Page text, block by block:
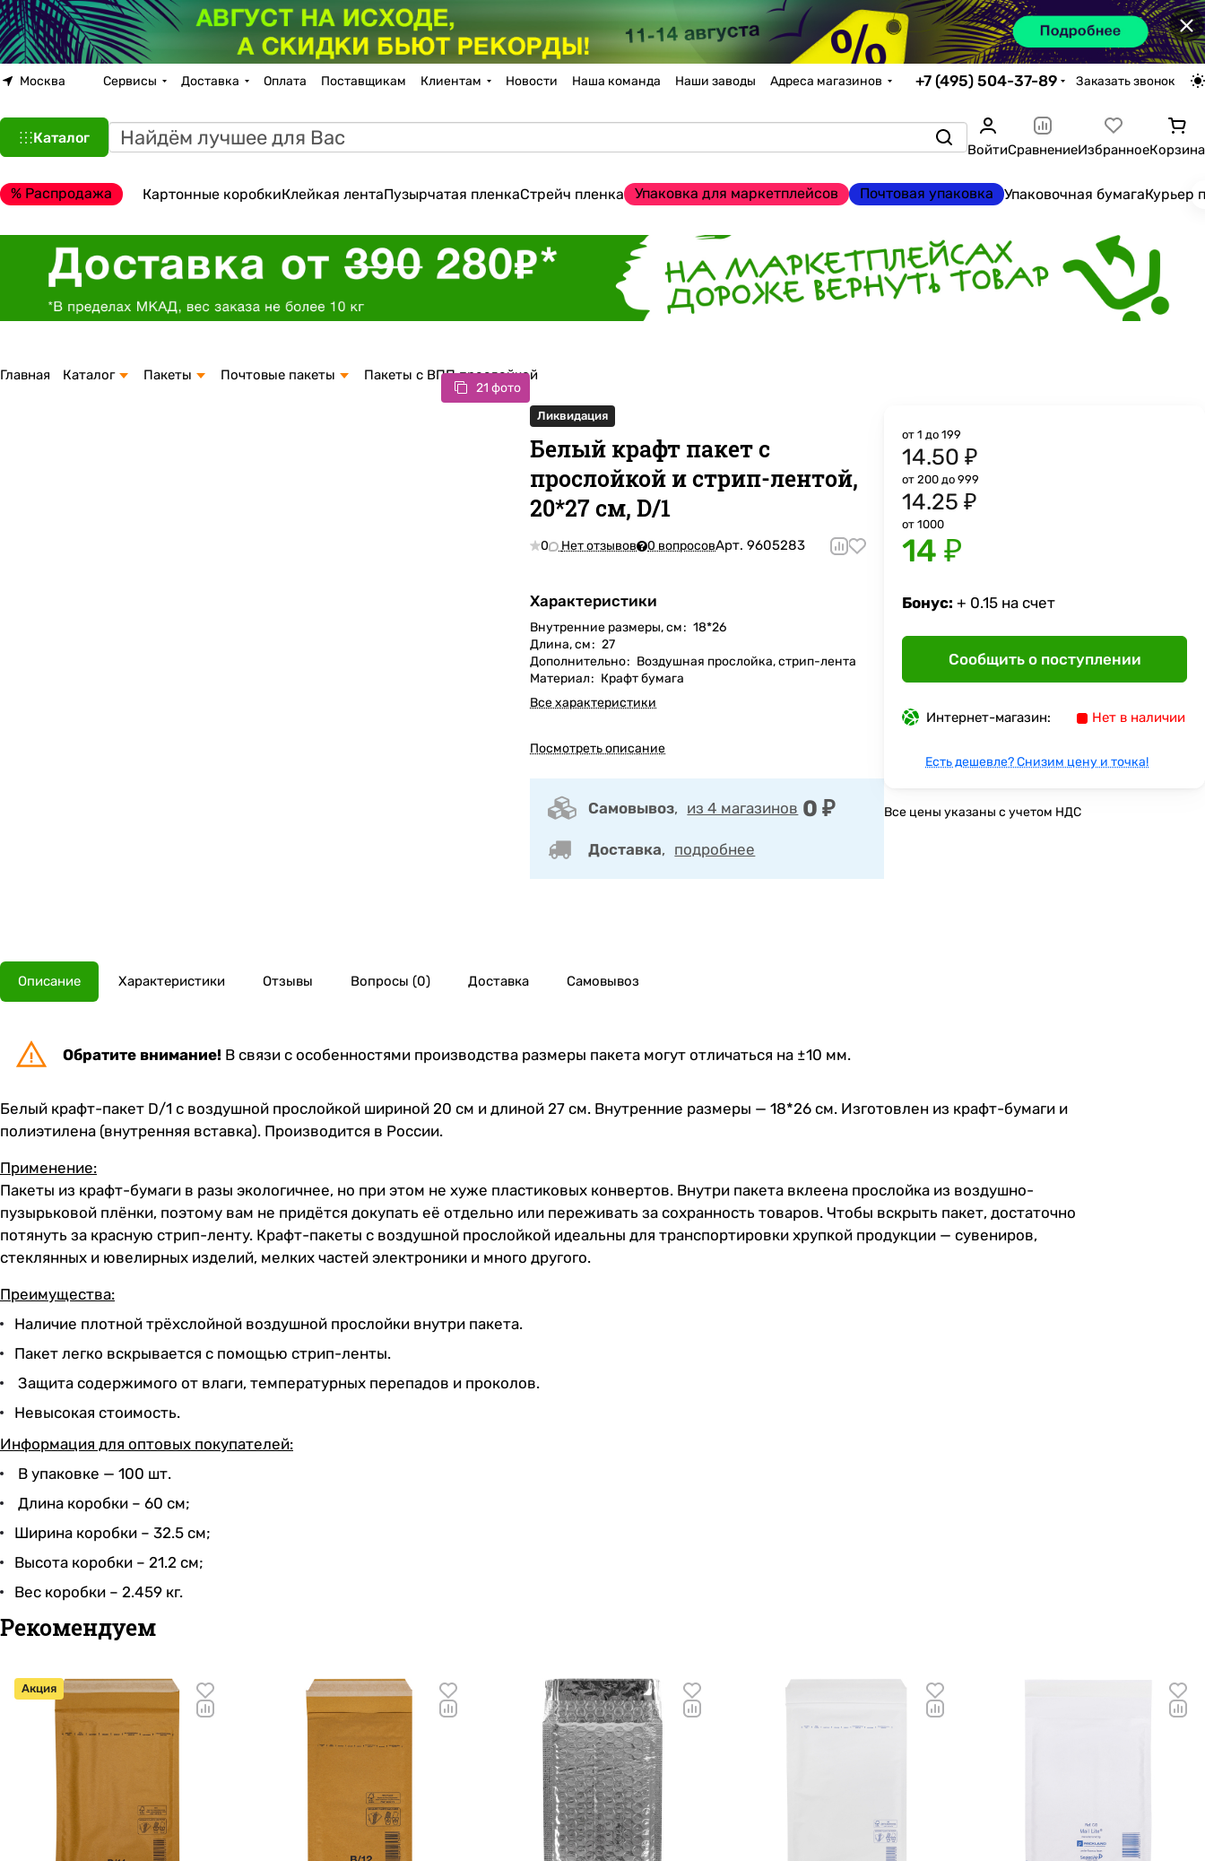
×
Москва Сервисы Доставка Оплата Поставщикам Клиентам Новости Наша команда Наши заводы Адреса магазинов +7 (495) 504-37-89 Заказать звонок
Каталог
ВойтиСравнениеИзбранноеКорзина
% Распродажа Картонные коробкиКлейкая лентаПузырчатая пленкаСтрейч пленка Упаковка для маркетплейсов Почтовая упаковка Упаковочная бумагаКурьер
Главная Каталог Пакеты Почтовые пакеты Пакеты с ВПП прослойкой
21 фото
Ликвидация
Белый крафт пакет с
прослойкой и стрип-лентой,
20*27 см, D/1
0 Нет отзывов 0 вопросовАрт.9605283
Характеристики
Внутренние размеры, см: 18*26
Длина, см: 27
Дополнительно: Воздушная прослойка, стрип-лента
Материал: Крафт бумага
Все характеристики
Посмотреть описание
Самовывоз, из 4 магазинов 0 ₽
Доставка, подробнее
от 1 до 199
14.50 ₽
от 200 до 999
14.25 ₽
от 1000
14 ₽
Бонус: + 0.15 на счет
Сообщить о поступлении
Интернет-магазин: Нет в наличии
Есть дешевле? Снизим цену и точка!
Все цены указаны с учетом НДС
Описание Характеристики Отзывы Вопросы (0) Доставка Самовывоз
Обратите внимание! В связи с особенностями производства размеры пакета могут отличаться на ±10 мм.
Белый крафт-пакет D/1 с воздушной прослойкой шириной 20 см и длиной 27 см. Внутренние размеры — 18*26 см. Изготовлен из крафт-бумаги и
полиэтилена (внутренняя вставка). Производится в России.
Применение:
Пакеты из крафт-бумаги в разы экологичнее, но при этом не хуже пластиковых конвертов. Внутри пакета вклеена прослойка из воздушно-
пузырьковой плёнки, поэтому вам не придётся докупать её отдельно или переживать за сохранность товаров. Чтобы вскрыть пакет, достаточно
потянуть за красную стрип-ленту. Крафт-пакеты с воздушной прослойкой идеальны для транспортировки хрупкой продукции — сувениров,
стеклянных и ювелирных изделий, мелких частей электроники и много другого.
Преимущества:
Наличие плотной трёхслойной воздушной прослойки внутри пакета.
Пакет легко вскрывается с помощью стрип-ленты.
Защита содержимого от влаги, температурных перепадов и проколов.
Невысокая стоимость.
Информация для оптовых покупателей:
В упаковке — 100 шт.
Длина коробки – 60 см;
Ширина коробки – 32.5 см;
Высота коробки – 21.2 см;
Вес коробки – 2.459 кг.
Рекомендуем
Акция